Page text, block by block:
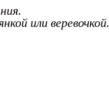
или веревочкой.